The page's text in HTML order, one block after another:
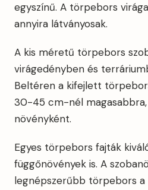
egyszínű. A törpebors
annyira látványosak.
A kis méretű törpebors
virágedényben és
Beltéren a kifejlett
30-45 cm-nél magasabbra,
növényként.
Egyes törpebors fajták
függőnövények is. A
legnépszerűbb törpebors